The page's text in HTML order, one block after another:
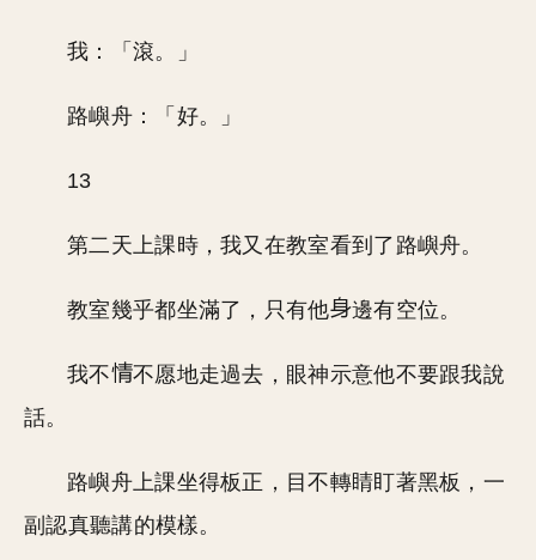
我：「滾。」
路嶼舟：「好。」
13
第二天上課時，我又在教室看到了路嶼舟。
教室幾乎都坐滿了，只有他 邊有空位。
我不
不愿地走過去，眼神示意他不要跟我說
話。
路嶼舟上課坐得板正，目不轉睛盯著黑板，一
副認真聽講的模樣。